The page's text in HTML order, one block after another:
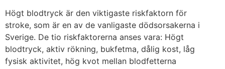
Högt blodtryck är den viktigaste riskfaktorn för
stroke, som är en av de vanligaste dödsorsakerna i
Sverige. De tio riskfaktorerna anses vara: Högt
blodtryck, aktiv rökning, bukfetma, dålig kost, låg
fysisk aktivitet, hög kvot mellan blodfetterna